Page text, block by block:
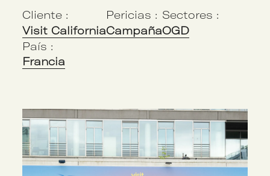
Cliente :
Visit California
Pericias :
Campaña
Sectores :
OGD
País :
Francia